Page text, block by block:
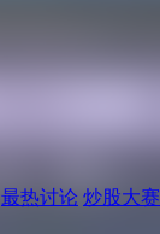
最热讨论 炒股大赛